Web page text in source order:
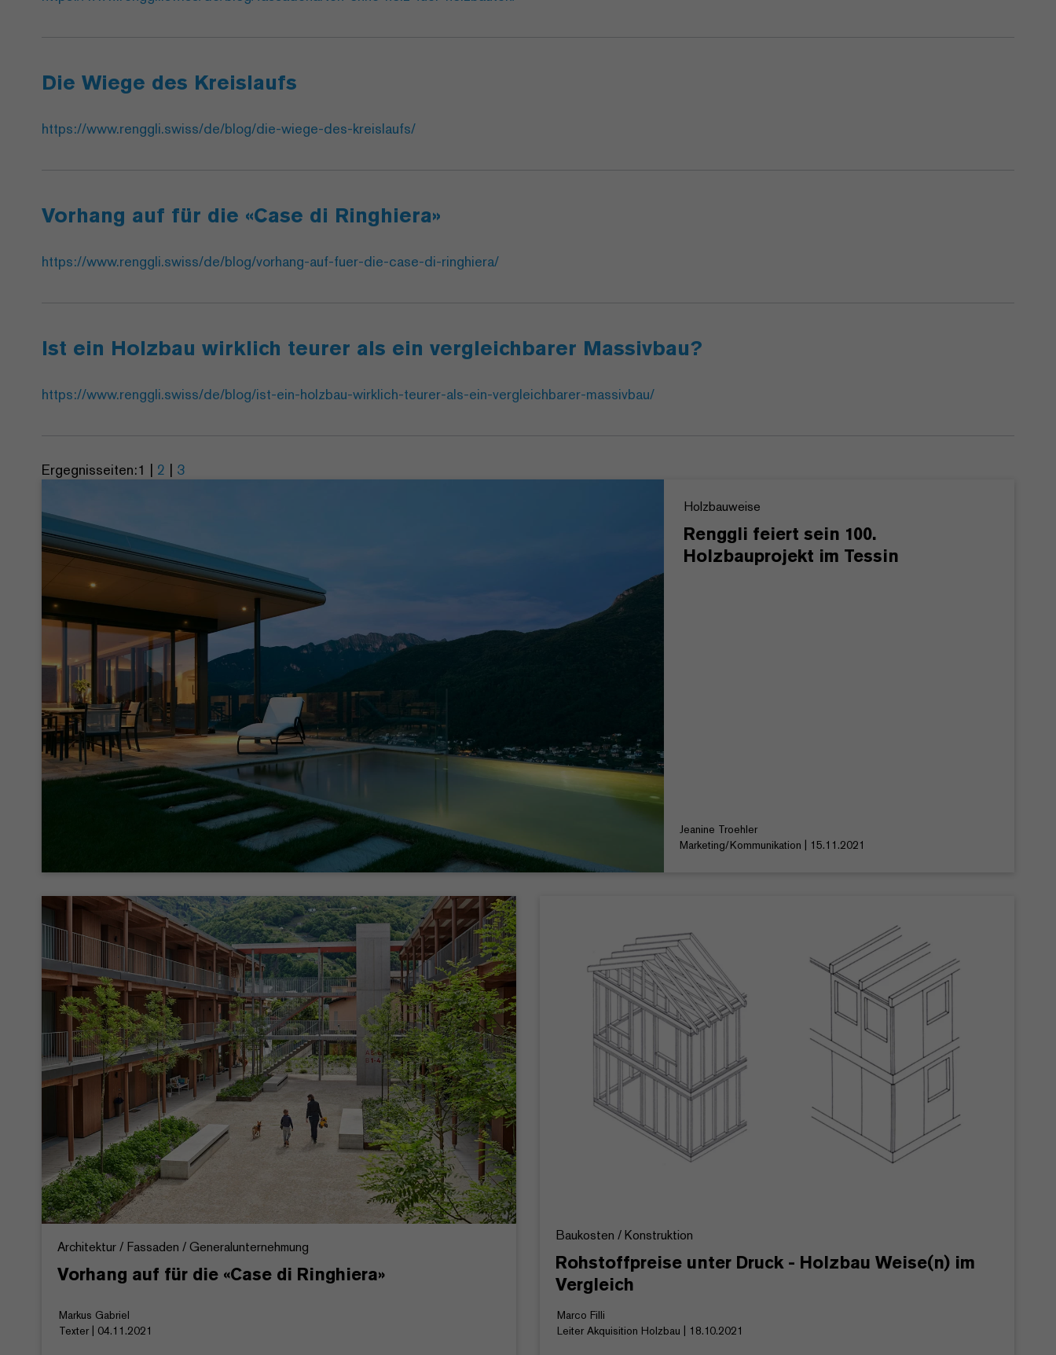
Die Wiege des Kreislaufs
https://www.renggli.swiss/de/blog/die-wiege-des-kreislaufs/
Vorhang auf für die «Case di Ringhiera»
https://www.renggli.swiss/de/blog/vorhang-auf-fuer-die-case-di-ringhiera/
Ist ein Holzbau wirklich teurer als ein vergleichbarer Massivbau?
https://www.renggli.swiss/de/blog/ist-ein-holzbau-wirklich-teurer-als-ein-vergleichbarer-massivbau/
Ergegnisseiten:1 | 2 | 3
Holzbauweise
Renggli feiert sein 100.
Holzbauprojekt im Tessin
Jeanine Troehler
Marketing/Kommunikation | 15.11.2021
Architektur / Fassaden / Generalunternehmung
Vorhang auf für die «Case di Ringhiera»
Markus Gabriel
Texter | 04.11.2021
Baukosten / Konstruktion
Rohstoffpreise unter Druck - Holzbau Weise(n) im
Vergleich
Marco Filli
Leiter Akquisition Holzbau | 18.10.2021